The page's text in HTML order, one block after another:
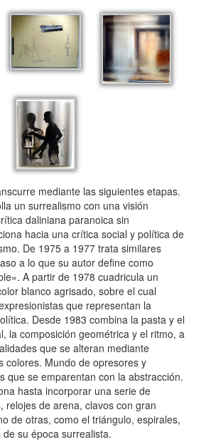
mediante las siguientes etapas.
un surrealismo con una visión
daliniana paranoica sin
hacia una crítica social y política de
De 1975 a 1977 trata similares
a lo que su autor define como
A partir de 1978 cuadricula un
blanco agrisado, sobre el cual
que representan la
Desde 1983 combina la pasta y el
la composición geométrica y el ritmo, a
que se alteran mediante
colores. Mundo de opresores y
que se emparentan con la abstracción.
hasta incorporar una serie de
relojes de arena, clavos con gran
de otras, como el triángulo, espirales,
su época surrealista.